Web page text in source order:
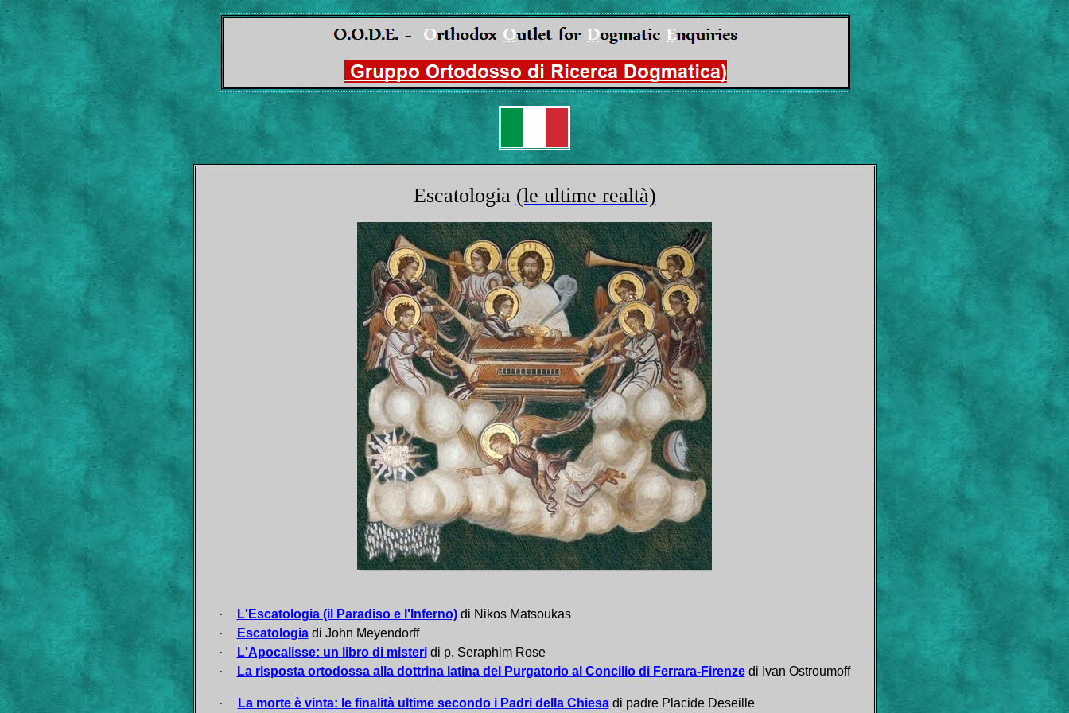
Escatologia (le ultime realtà)
· L'Escatologia (il Paradiso e l'Inferno)di Nikos Matsoukas
·
Escatologiadi John Meyendorff
·
L'Apocalisse: un libro di misteridi p. Seraphim Rose
·
La risposta ortodossa alla dottrina latina del Purgatorio al Concilio di Ferrara-Firenzedi Ivan Ostroumoff
· La morte è vinta: le finalità ultime secondo i Padri della Chiesadi padre Placide Deseille